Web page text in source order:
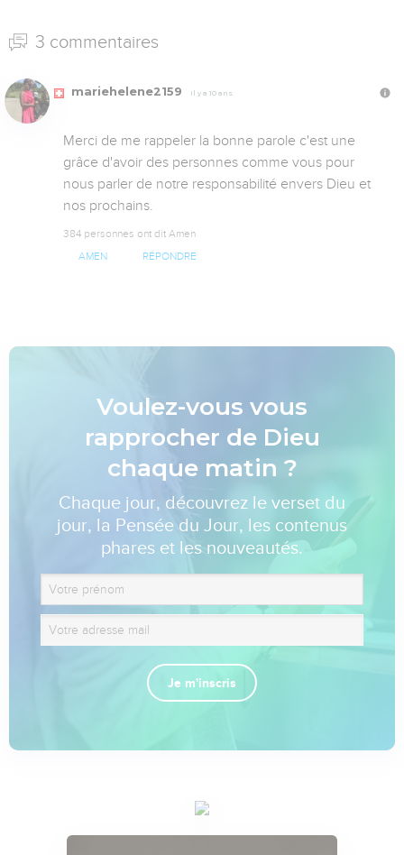
3 commentaires
mariehelene2159 Il y a 10 ans
Merci de me rappeler la bonne parole c'est une
grâce d'avoir des personnes comme vous pour
nous parler de notre responsabilité envers Dieu et
nos prochains.
384 personnes ont dit Amen
AMEN RÉPONDRE
Voulez-vous vous
rapprocher de Dieu
chaque matin ?
Chaque jour, découvrez le verset du
jour, la Pensée du Jour, les contenus
phares et les nouveautés.
Je m'inscris